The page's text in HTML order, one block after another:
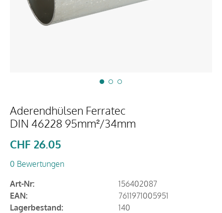
Aderendhülsen Ferratec
DIN 46228 95mm²/34mm
CHF 26.05
0 Bewertungen
Art-Nr:
156402087
EAN:
7611971005951
Lagerbestand:
140